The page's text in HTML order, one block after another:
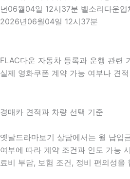
년06월04일 12시37분 벨소리다운
2026년06월04일 12시37분
FLAC다운 자동차 등록과 운행 관련
실제 영화쿠폰 계약 가능 여부나 견
경매카 견적과 차량 선택 기준
옛날드라마보기 상담에서는 월 납입
여부에 따라 계약 조건과 인도 가능
료비 부담, 보험 조건, 정비 편의성